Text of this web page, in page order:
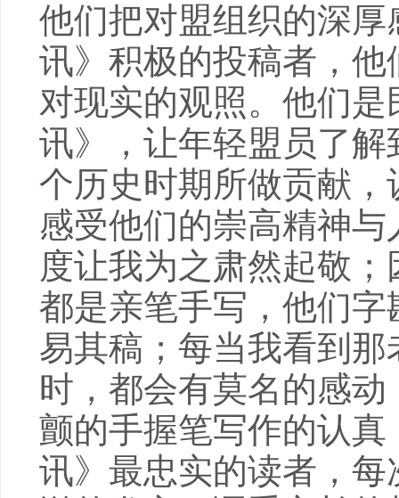
他们把对盟组织的深
讯》积极的投稿者，
对现实的观照。他们
讯》，让年轻盟员了
个历史时期所做贡献
感受他们的崇高精神
度让我为之肃然起敬
都是亲笔手写，他们
易其稿；每当我看到
时，都会有莫名的感
颤的手握笔写作的认
讯》最忠实的读者，